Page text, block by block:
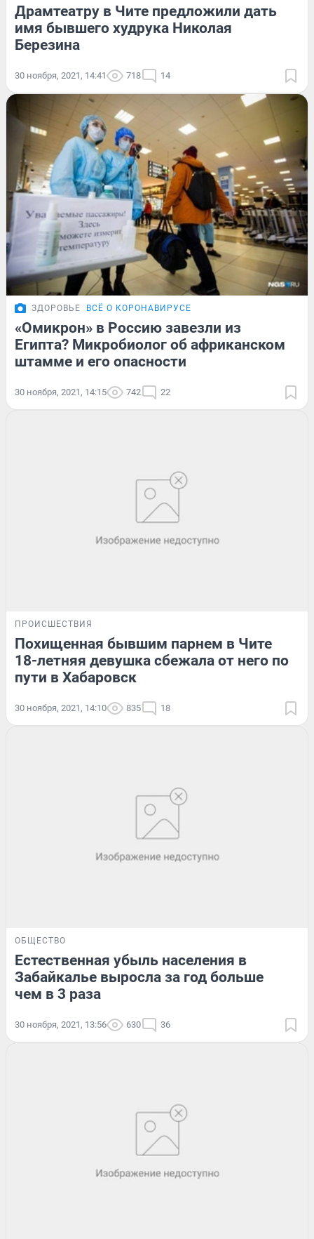
Драмтеатру в Чите предложили дать
имя бывшего худрука Николая
Березина
30 ноября, 2021, 14:41 718 14
ЗДОРОВЬЕ ВСЁ О КОРОНАВИРУСЕ
«Омикрон» в Россию завезли из
Египта? Микробиолог об африканском
штамме и его опасности
30 ноября, 2021, 14:15 742 22
ПРОИСШЕСТВИЯ
Похищенная бывшим парнем в Чите
18-летняя девушка сбежала от него по
пути в Хабаровск
30 ноября, 2021, 14:10 835 18
ОБЩЕСТВО
Естественная убыль населения в
Забайкалье выросла за год больше
чем в 3 раза
30 ноября, 2021, 13:56 630 36